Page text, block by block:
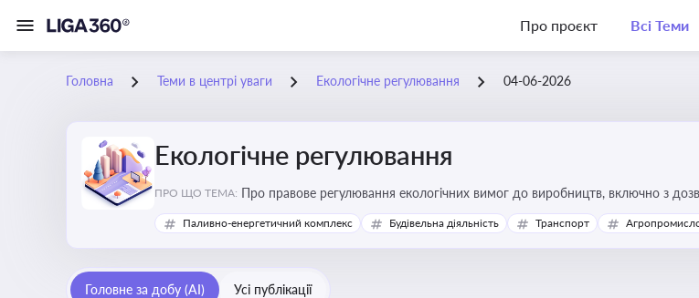
Про проєкт Всі Теми
Головна Теми в центрі уваги Екологічне регулювання 04-06-2026
Екологічне регулювання
ПРО ЩО ТЕМА: Про правове регулювання екологічних вимог до виробництв, включно з
європейськими нормами
Паливно-енергетичний комплекс Будівельна діяльність Транспорт
Головне за добу (AI) Усі публікації